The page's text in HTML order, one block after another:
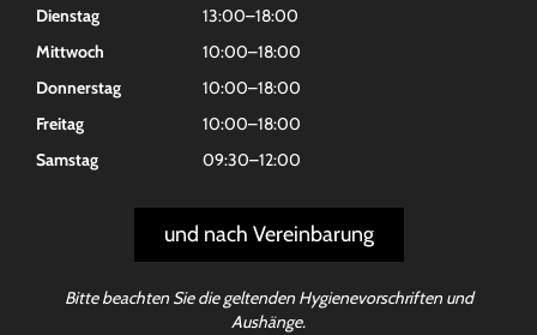
Dienstag
13:00–18:00
Mittwoch
10:00–18:00
Donnerstag
10:00–18:00
Freitag
10:00–18:00
Samstag
09:30–12:00
und nach Vereinbarung
Bitte beachten Sie die geltenden Hygienevorschriften und
Aushänge.